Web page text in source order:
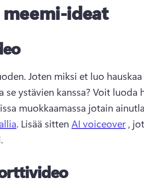
ideat
Joten miksi et luo hauskaa
se ystävien kanssa? Voit luoda
muokkaamassa jotain
. Lisää sitten AI voiceover ,